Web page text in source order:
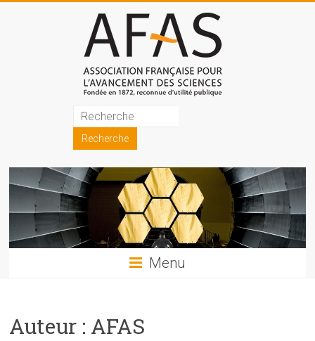
Association
française
pour
l'avancement
des
sciences
les
Menu
Auteur : AFAS